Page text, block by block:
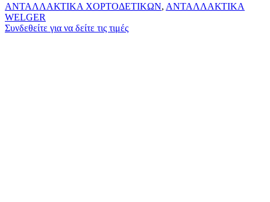
ΑΝΤΑΛΛΑΚΤΙΚΑ ΧΟΡΤΟΔΕΤΙΚΩΝ, ΑΝΤΑΛΛΑΚΤΙΚΑ
WELGER
Συνδεθείτε για να δείτε τις τιμές